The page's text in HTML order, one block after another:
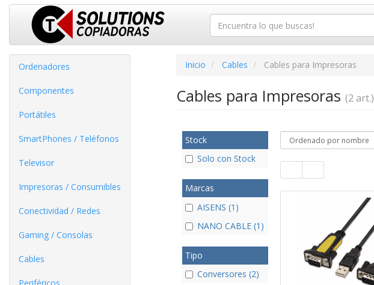
Ordenadores
Componentes
Portátiles
SmartPhones / Teléfonos
Televisor
Impresoras / Consumibles
Conectividad / Redes
Gaming / Consolas
Cables
Inicio Cables Cables para Impresoras
Cables para Impresoras (2 art.)
Stock
Solo con Stock
Marcas
AISENS (1)
NANO CABLE (1)
Tipo
Conversores (2)